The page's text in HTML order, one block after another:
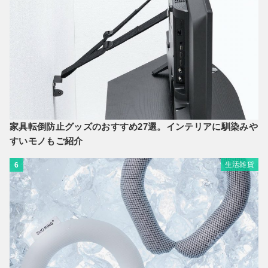
家具転倒防止グッズのおすすめ27選。インテリアに馴染みや
すいモノもご紹介
6 生活雑貨